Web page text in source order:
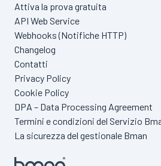
Attiva la prova gratuita
API Web Service
Webhooks (Notifiche HTTP)
Changelog
Contatti
Privacy Policy
Cookie Policy
DPA – Data Processing Agreement
Termini e condizioni del Servizio
La sicurezza del gestionale Bman